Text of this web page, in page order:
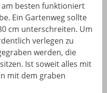
besten funktioniert
Ein Gartenweg sollte
cm unterschreiten. Um
verlegen zu
werden, die
Ist soweit alles mit
mit dem graben